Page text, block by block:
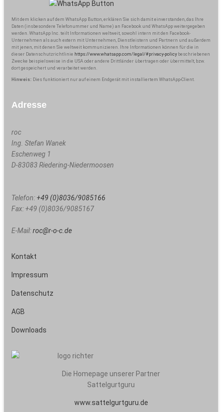
Mit dem klicken auf dem WhatsApp Button, erklären Sie sich damit einverstanden, das Ihre
Daten (insbesondere Telefonummer und Name) an Facebook und WhatsApp weitergegeben
werden. WhatsApp Inc. teilt Informationen weltweit, sowohl intern mit den Facebook-
Unternehmen als auch extern mit Unternehmen, Dienstleistern und Partnern und außerdem
mit jenen, mit denen Sie weltweit kommunizieren. Ihre Informationen können für die in
dieser Datenschutzrichtlinie https://www.whatsapp.com/legal/#privacy-policy beschriebenen
Zwecke beispielsweise in die USA oder andere Drittländer übertragen oder übermittelt, bzw.
dort gespeichert und verarbeitet werden.
Hinweis: Dies funktioniert nur auf einem Endgerät mit installiertem WhatsApp-Client.
Adresse
roc
Ing. Stefan Wanek
Eschenweg 1
D-83083 Riedering-Niedermoosen
Telefon:+49 (0)8036/9085166
Fax:+49 (0)8036/9085167
E-Mail:roc@r-o-c.de
Kontakt
Impressum
Datenschutz
AGB
Downloads
Die Homepage unserer Partner
Sattelgurtguru
www.sattelgurtguru.de